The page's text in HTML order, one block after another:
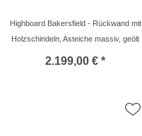
Highboard Bakersfield - Rückwand mit
Holzschindeln, Asteiche massiv, geölt
2.199,00 € *